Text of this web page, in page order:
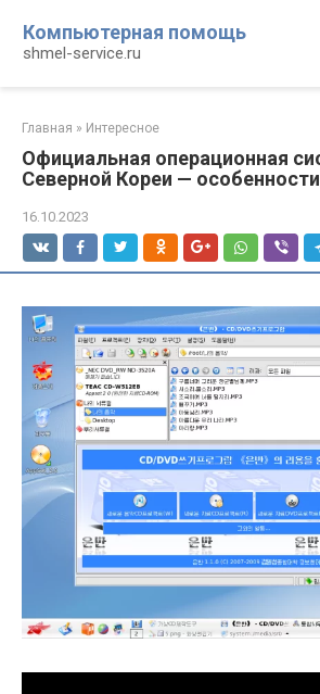
контенту
Компьютерная помощь
shmel-service.ru
Главная » Интересное
Официальная операционная
Северной Кореи —
16.10.2023